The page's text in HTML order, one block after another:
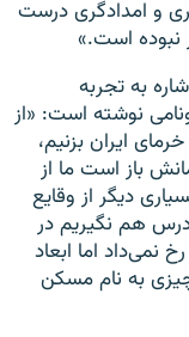
و امدادگری درست
نبوده است.»
به تجربه
نوشته است: «از
خرمای ایران بزنیم،
باز است ما از
دیگر از وقایع
هم نگیریم در
نمی‌داد اما ابعاد
چیزی به نام مسکن